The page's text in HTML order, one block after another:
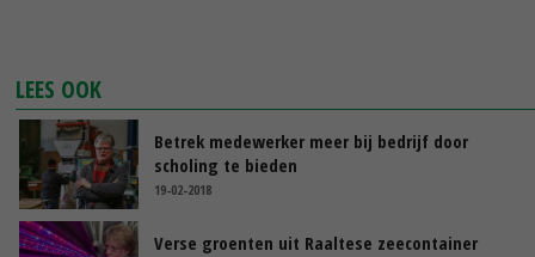
LEES OOK
Betrek medewerker meer bij bedrijf door
scholing te bieden
19-02-2018
Verse groenten uit Raaltese zeecontainer